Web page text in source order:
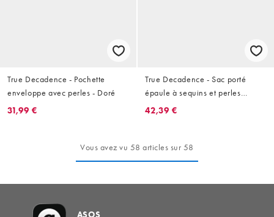
True Decadence - Pochette
enveloppe avec perles - Doré
31,99 €
True Decadence - Sac porté
épaule à sequins et perles
nacrées - Blanc
42,39 €
Vous avez vu 58 articles sur 58
ASOS